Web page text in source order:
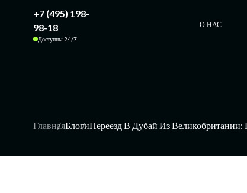
+7 (495) 198-
98-18
Доступны 24/7
О НАС
ГлавнаяБлогиПереезд В Дубай Из